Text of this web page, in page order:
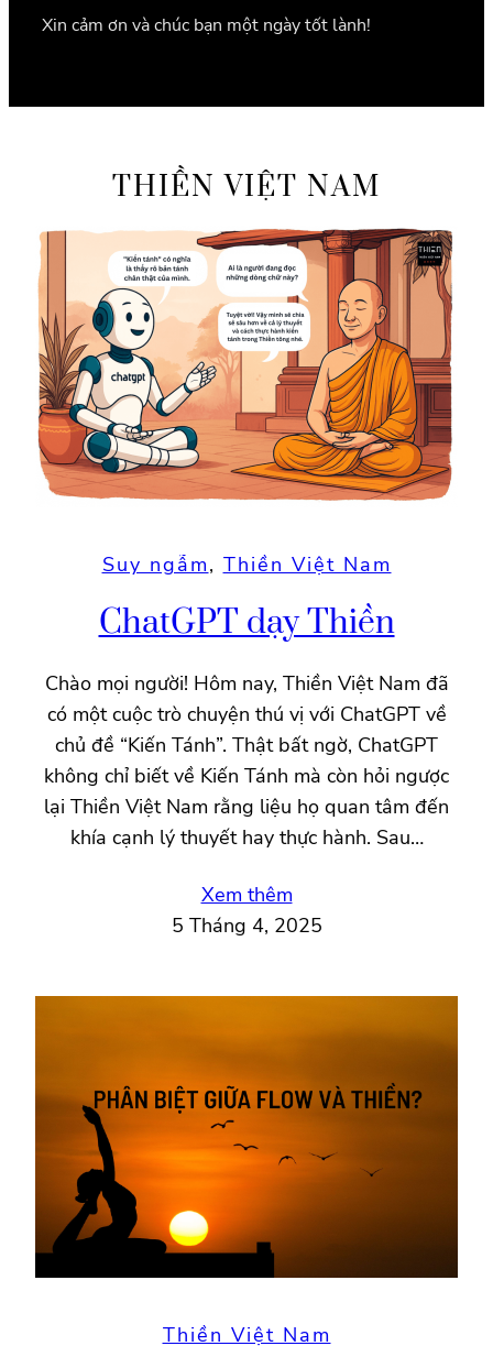
Xin cảm ơn và chúc bạn một ngày tốt lành!
THIỀN VIỆT NAM
Suy ngẫm, Thiền Việt Nam
ChatGPT dạy Thiền
Chào mọi người! Hôm nay, Thiền Việt Nam đã
có một cuộc trò chuyện thú vị với ChatGPT về
chủ đề “Kiến Tánh”. Thật bất ngờ, ChatGPT
không chỉ biết về Kiến Tánh mà còn hỏi ngược
lại Thiền Việt Nam rằng liệu họ quan tâm đến
khía cạnh lý thuyết hay thực hành. Sau…
Xem thêm
5 Tháng 4, 2025
Thiền Việt Nam